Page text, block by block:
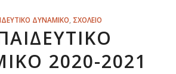
ΔΥΝΑΜΙΚΟ ΣΧΟΛΕΙΟ
2020-2021